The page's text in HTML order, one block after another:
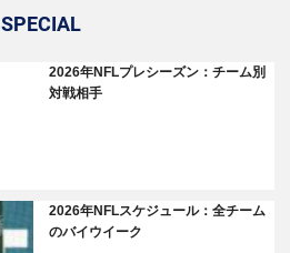
SPECIAL
2026年NFLプレシーズン：チーム別
対戦相手
2026年NFLスケジュール：全チーム
のバイウイーク